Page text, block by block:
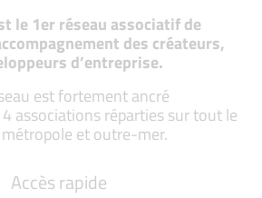
le 1er réseau associatif de
des créateurs,
d’entreprise.
est fortement ancré
associations réparties sur tout le
et outre-mer.
Accès rapide